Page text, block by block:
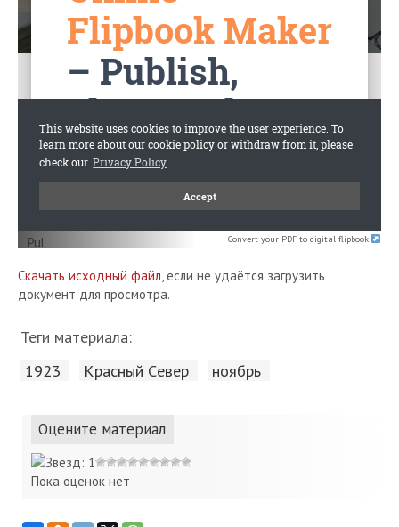
Convert your PDF to digital flipbook
Скачать исходный файл, если не удаётся загрузить
документ для просмотра.
Теги материала:
1923 Красный Cевер ноябрь
Оцените материал
Пока оценок нет